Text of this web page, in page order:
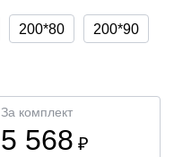
200*80 200*90
За комплект
5 568 ₽